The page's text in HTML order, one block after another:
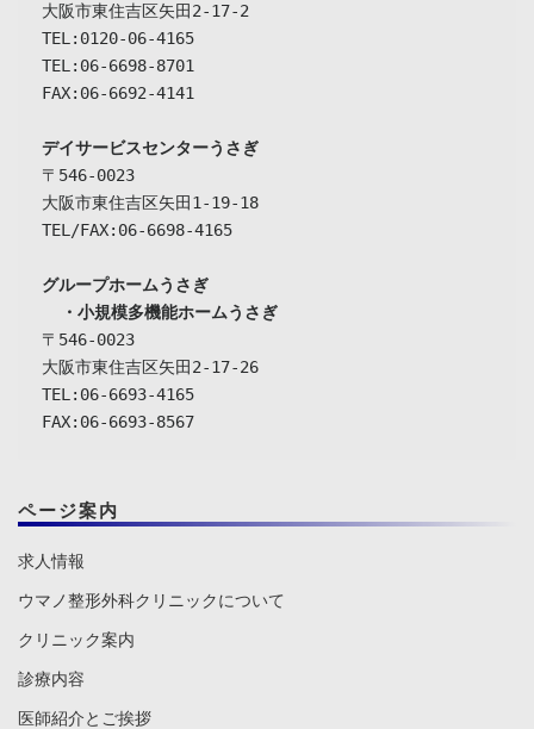
大阪市東住吉区矢田2-17-2
TEL:0120-06-4165
TEL:06-6698-8701
FAX:06-6692-4141
デイサービスセンターうさぎ
〒546-0023
大阪市東住吉区矢田1-19-18
TEL/FAX:06-6698-4165
グループホームうさぎ
  ・小規模多機能ホームうさぎ
〒546-0023
大阪市東住吉区矢田2-17-26
TEL:06-6693-4165
FAX:06-6693-8567
ページ案内
求人情報
ウマノ整形外科クリニックについて
クリニック案内
診療内容
医師紹介とご挨拶